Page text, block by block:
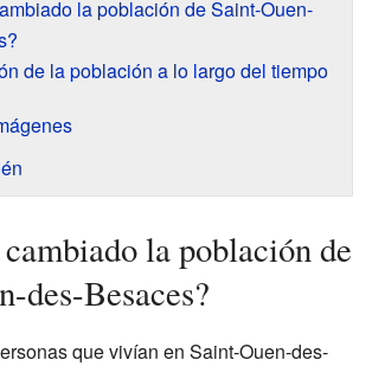
la población de Saint-Ouen-
de la población a lo largo del tiempo
la población de
des-Besaces?
que vivían en Saint-Ouen-des-